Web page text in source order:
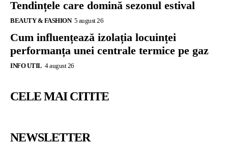
Tendințele care domină sezonul estival
BEAUTY & FASHION 5 august 26
Cum influențează izolația locuinței
performanța unei centrale termice pe gaz
INFO UTIL 4 august 26
CELE MAI CITITE
NEWSLETTER